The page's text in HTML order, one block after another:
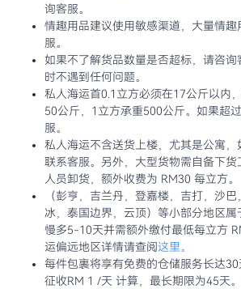
询客服。
情趣用品建议使用敏感渠道，大量情
服。
如果不了解货品数量是否超标，请咨
时不遇到任何问题。
私人海运首0.1立方必须在17公斤以内
50公斤，1立方承重500公斤。如果超
服。
私人海运不含送货上楼，尤其是公寓
联系客服。另外，大型货物需自备下
人员卸货，额外收费为 RM30 每立方。
（彭亨，吉兰丹，登嘉楼，吉打，沙
冰，泰国边界，云顶）等小部分地区
慢多5-10天并需额外缴付最低每立方
运偏远地区详情请查阅这里。
每件包裹将享有免费的仓储服务长达
征收RM 1 /天 计算，最长期限为45天